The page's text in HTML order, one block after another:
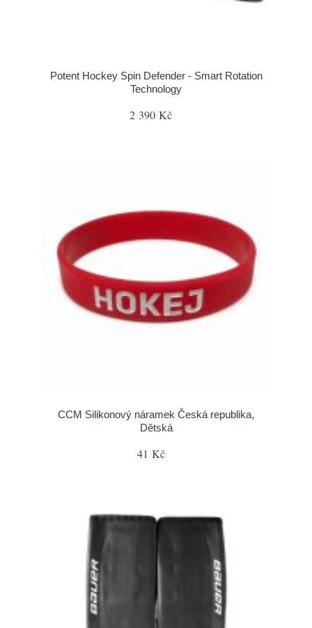
Potent Hockey Spin Defender - Smart Rotation
Technology
2 390 Kč
CCM Silikonový náramek Česká republika,
Dětská
41 Kč